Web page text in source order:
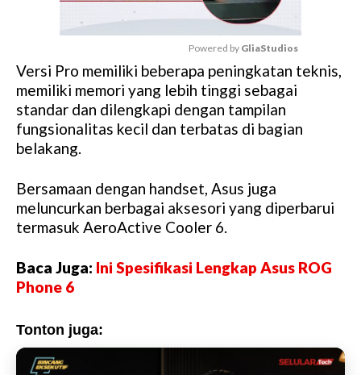
M
u
t
e
Powered by GliaStudios
Versi Pro memiliki beberapa peningkatan teknis,
memiliki memori yang lebih tinggi sebagai
standar dan dilengkapi dengan tampilan
fungsionalitas kecil dan terbatas di bagian
belakang.
Bersamaan dengan handset, Asus juga
meluncurkan berbagai aksesori yang diperbarui
termasuk AeroActive Cooler 6.
Baca Juga: Ini Spesifikasi Lengkap Asus ROG
Phone 6
Tonton juga: